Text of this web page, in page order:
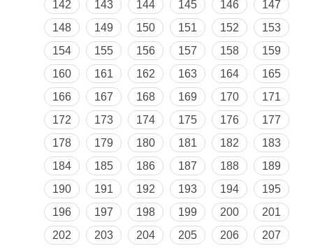
142
143 144 145 146
147
148
149 150 151 152
153
154
155 156 157 158
159
160
161 162 163 164
165
166
167 168 169 170
171
172
173 174 175 176
177
178
179 180 181 182
183
184
185 186 187 188
189
190
191 192 193 194
195
196
197 198 199 200
201
202
203 204 205 206 207